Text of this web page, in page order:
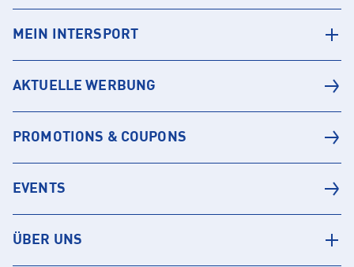
MEIN INTERSPORT
AKTUELLE WERBUNG
PROMOTIONS & COUPONS
EVENTS
ÜBER UNS